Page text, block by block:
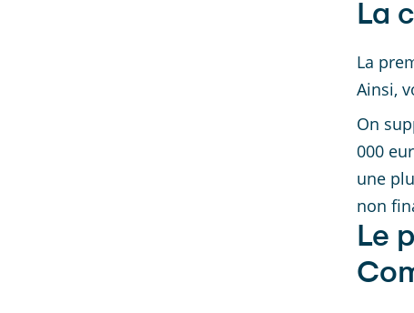
La
La
Ainsi,
On
000
une
non
Le